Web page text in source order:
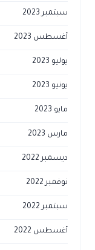
سبتمبر 2023
أغسطس 2023
يوليو 2023
يونيو 2023
مايو 2023
مارس 2023
ديسمبر 2022
نوفمبر 2022
سبتمبر 2022
أغسطس 2022